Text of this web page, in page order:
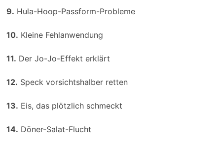
9. Hula-Hoop-Passform-Probleme
10. Kleine Fehlanwendung
11. Der Jo-Jo-Effekt erklärt
12. Speck vorsichtshalber retten
13. Eis, das plötzlich schmeckt
14. Döner-Salat-Flucht